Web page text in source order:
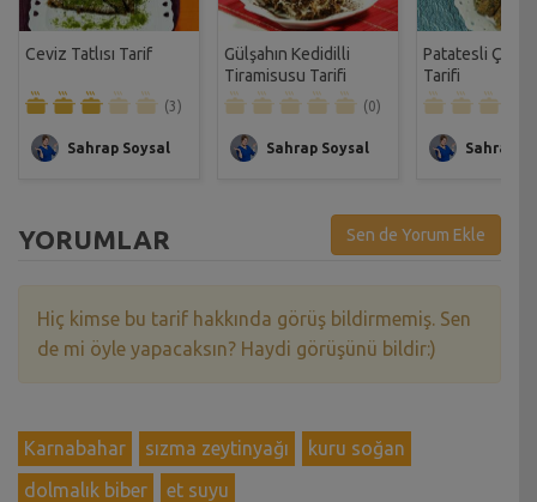
Ceviz Tatlısı Tarif
(3)
Sahrap Soysal
Gülşahın Kedidilli
Tiramisusu Tarifi
(0)
Sahrap Soysal
Patatesli Çıtır
Tarifi
Sahrap
YORUMLAR Sen de Yorum Ekle
Hiç kimse bu tarif hakkında görüş bildirmemiş. Sen
de mi öyle yapacaksın? Haydi görüşünü bildir:)
Karnabahar sızma zeytinyağı
kuru soğan
dolmalık biber
et suyu